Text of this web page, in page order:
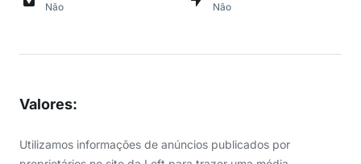
Não
Não
Valores:
Utilizamos informações de anúncios publicados por